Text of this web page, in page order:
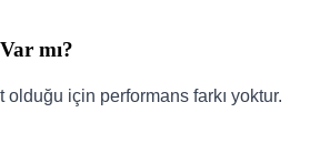
mı?
olduğu için performans farkı yoktur.